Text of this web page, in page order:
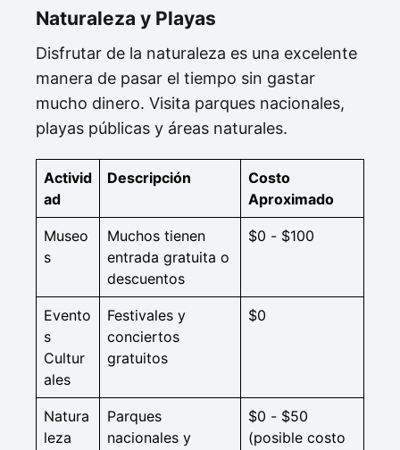
Naturaleza y Playas
Disfrutar de la naturaleza es una excelente
manera de pasar el tiempo sin gastar
mucho dinero. Visita parques nacionales,
playas públicas y áreas naturales.
Activid
ad
Descripción
Costo
Aproximado
Museo
s
Muchos tienen
entrada gratuita o
descuentos
$0 - $100
Evento
s
Cultur
ales
Festivales y
conciertos
gratuitos
$0
Natura
leza
Parques
nacionales y
$0 - $50
(posible costo